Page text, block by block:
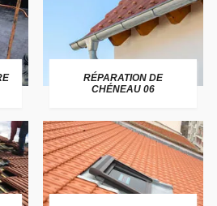
RÉPARATION DE
CHÉNEAU 06